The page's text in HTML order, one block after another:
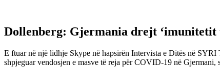
Dollenberg: Gjermania drejt ‘imunitetit
E ftuar në një lidhje Skype në hapsirën Intervista e Ditës në
shpjeguar vendosjen e masve të reja për COVID-19 në Gjermani,